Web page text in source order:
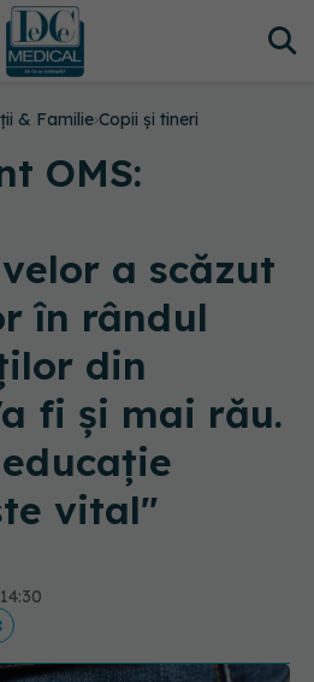
& Familie›Copii și tineri
OMS:
a scăzut
în rândul
din
fi și mai rău.
vital"